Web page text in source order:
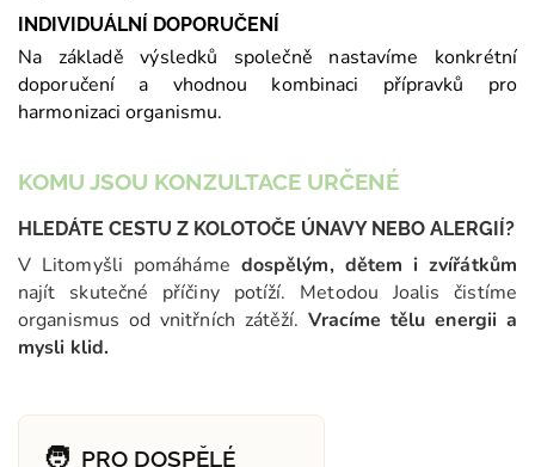
INDIVIDUÁLNÍ DOPORUČENÍ
Na základě výsledků společně nastavíme konkrétní
doporučení a vhodnou kombinaci přípravků pro
harmonizaci organismu.
KOMU JSOU KONZULTACE URČENÉ
HLEDÁTE CESTU Z KOLOTOČE ÚNAVY NEBO ALERGIÍ?
V Litomyšli pomáháme dospělým, dětem i zvířátkům
najít skutečné příčiny potíží. Metodou Joalis čistíme
organismus od vnitřních zátěží.Vracíme tělu energii a
mysli klid.
🧑 PRO DOSPĚLÉ